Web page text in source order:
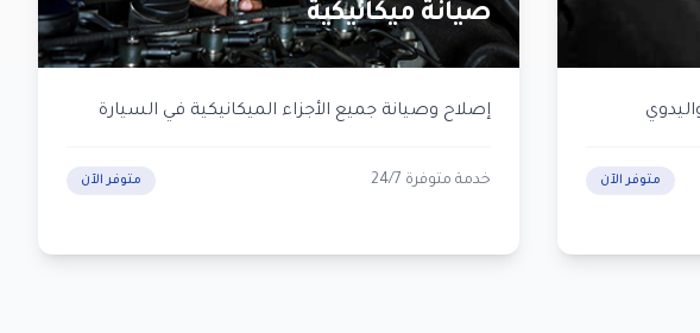
متوفر الآن
صيانة ميكانيكية
إصلاح وصيانة جميع الأجزاء الميكانيكية في السيارة
خدمة متوفرة 24/7 متوفر الآن